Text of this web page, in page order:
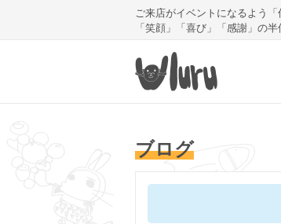
ご来店がイベントになるよう
「笑顔」「喜び」「感謝」の
ブログ